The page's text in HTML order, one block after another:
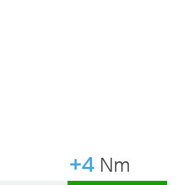
+4 Nm